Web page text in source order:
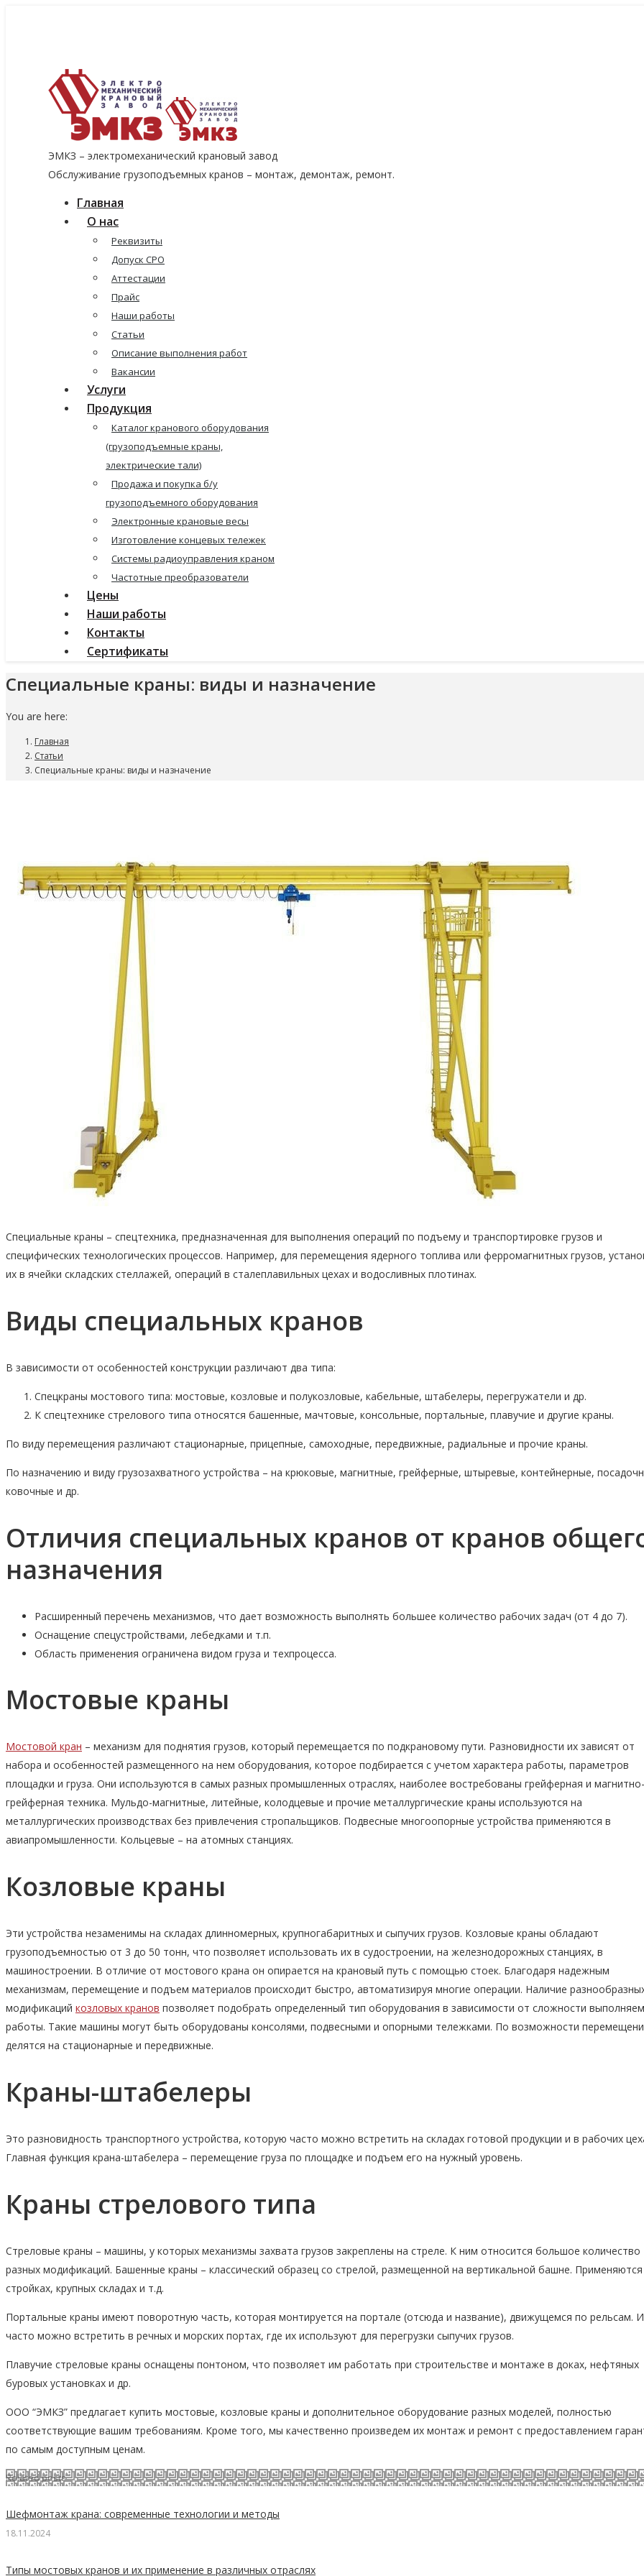
ЭМКЗ – электромеханический крановый завод
Обслуживание грузоподъемных кранов – монтаж, демонтаж, ремонт.
Главная
О нас
Реквизиты
Допуск СРО
Аттестации
Прайс
Наши работы
Статьи
Описание выполнения работ
Вакансии
Услуги
Продукция
Каталог кранового оборудования
(грузоподъемные краны,
электрические тали)
Продажа и покупка б/у
грузоподъемного оборудования
Электронные крановые весы
Изготовление концевых тележек
Системы радиоуправления краном
Частотные преобразователи
Цены
Наши работы
Контакты
Сертификаты
Специальные краны: виды и назначение
You are here:
Главная
Статьи
Специальные краны: виды и назначение
Специальные краны – спецтехника, предназначенная для выполнения операций по подъему и транспортировке грузов и
специфических технологических процессов. Например, для перемещения ядерного топлива или ферромагнитных грузов,
их в ячейки складских стеллажей, операций в сталеплавильных цехах и водосливных плотинах.
Виды специальных кранов
В зависимости от особенностей конструкции различают два типа:
Спецкраны мостового типа: мостовые, козловые и полукозловые, кабельные, штабелеры, перегружатели и др.
К спецтехнике стрелового типа относятся башенные, мачтовые, консольные, портальные, плавучие и другие краны.
По виду перемещения различают стационарные, прицепные, самоходные, передвижные, радиальные и прочие краны.
По назначению и виду грузозахватного устройства – на крюковые, магнитные, грейферные, штыревые, контейнерные,
ковочные и др.
Отличия специальных кранов от кранов
назначения
Расширенный перечень механизмов, что дает возможность выполнять большее количество рабочих задач (от 4 до 7).
Оснащение спецустройствами, лебедками и т.п.
Область применения ограничена видом груза и техпроцесса.
Мостовые краны
Мостовой кран – механизм для поднятия грузов, который перемещается по подкрановому пути. Разновидности их зависят от
набора и особенностей размещенного на нем оборудования, которое подбирается с учетом характера работы, параметров
площадки и груза. Они используются в самых разных промышленных отраслях, наиболее востребованы грейферная и магнитно-
грейферная техника. Мульдо-магнитные, литейные, колодцевые и прочие металлургические краны используются на
металлургических производствах без привлечения стропальщиков. Подвесные многоопорные устройства применяются в
авиапромышленности. Кольцевые – на атомных станциях.
Козловые краны
Эти устройства незаменимы на складах длинномерных, крупногабаритных и сыпучих грузов. Козловые краны обладают
грузоподъемностью от 3 до 50 тонн, что позволяет использовать их в судостроении, на железнодорожных станциях, в
машиностроении. В отличие от мостового крана он опирается на крановый путь с помощью стоек. Благодаря надежным
механизмам, перемещение и подъем материалов происходит быстро, автоматизируя многие операции. Наличие
модификаций козловых кранов позволяет подобрать определенный тип оборудования в зависимости от сложности
работы. Такие машины могут быть оборудованы консолями, подвесными и опорными тележками. По возможности
делятся на стационарные и передвижные.
Краны-штабелеры
Это разновидность транспортного устройства, которую часто можно встретить на складах готовой продукции и в рабочих
Главная функция крана-штабелера – перемещение груза по площадке и подъем его на нужный уровень.
Краны стрелового типа
Стреловые краны – машины, у которых механизмы захвата грузов закреплены на стреле. К ним относится большое количество
разных модификаций. Башенные краны – классический образец со стрелой, размещенной на вертикальной башне.
стройках, крупных складах и т.д.
Портальные краны имеют поворотную часть, которая монтируется на портале (отсюда и название), движущемся по рельсам.
часто можно встретить в речных и морских портах, где их используют для перегрузки сыпучих грузов.
Плавучие стреловые краны оснащены понтоном, что позволяет им работать при строительстве и монтаже в доках, нефтяных
буровых установках и др.
ООО “ЭМКЗ” предлагает купить мостовые, козловые краны и дополнительное оборудование разных моделей, полностью
соответствующие вашим требованиям. Кроме того, мы качественно произведем их монтаж и ремонт с предоставлением
по самым доступным ценам.
Related posts
Шефмонтаж крана: современные технологии и методы
18.11.2024
Типы мостовых кранов и их применение в различных отраслях